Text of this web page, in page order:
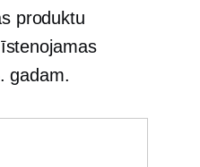
produktu
gadam.